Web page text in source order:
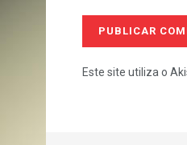
Este site utiliza o